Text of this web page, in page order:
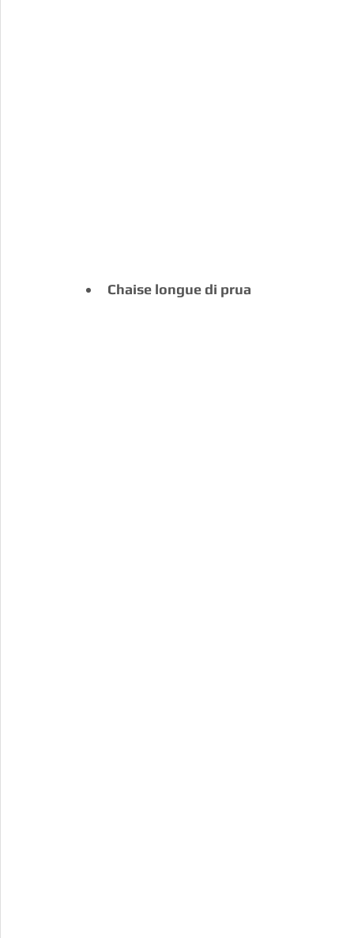
Chaise longue di prua